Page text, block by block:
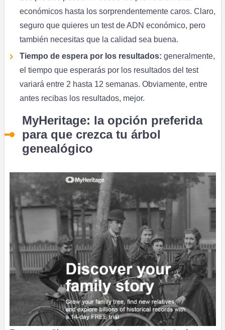
económicos hasta los sorprendentemente caros. Claro,
seguro que quieres un test de ADN económico, pero
también necesitas que la calidad sea buena.
Tiempo de espera por los resultados: generalmente,
el tiempo que esperarás por los resultados del test
variará entre 2 hasta 12 semanas. Obviamente, entre
antes recibas los resultados, mejor.
MyHeritage: la opción preferida
para que crezca tu árbol
genealógico